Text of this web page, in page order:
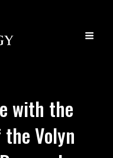
with the
Volyn